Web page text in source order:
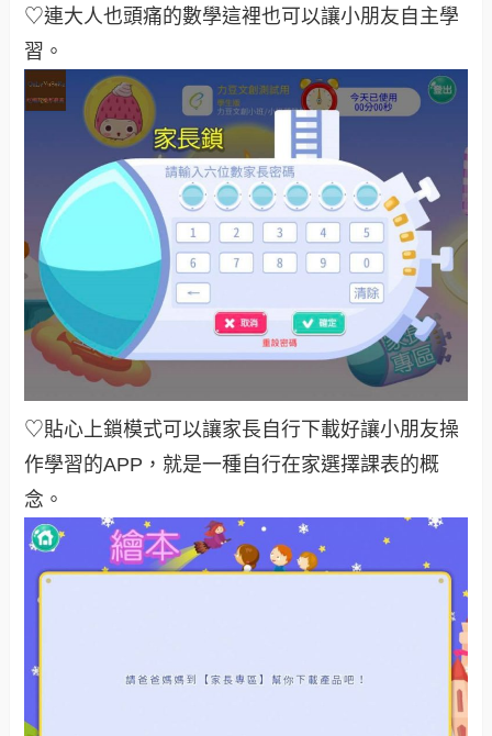
♡連大人也頭痛的數學這裡也可以讓小朋友自主學
習。
♡貼心上鎖模式可以讓家長自行下載好讓小朋友操
作學習的APP，就是一種自行在家選擇課表的概
念。